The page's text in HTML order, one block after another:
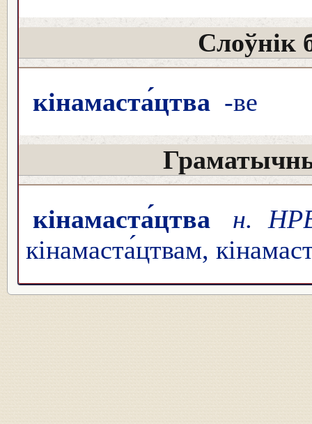
Слоўнік
кінамаста́цтва -ве
кінамаста́цтва
н.
кінамаста́цтвам,